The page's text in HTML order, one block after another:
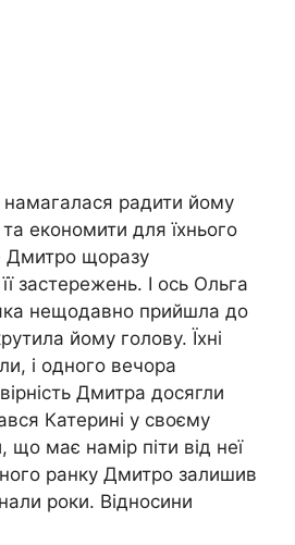
намагалася радити йому
економити для їхнього
Дмитро щоразу
застережень. І ось Ольга
нещодавно прийшла до
йому голову. Їхні
і одного вечора
Дмитра досягли
Катерині у своєму
що має намір піти від неї
ранку Дмитро залишив
роки. Відносини